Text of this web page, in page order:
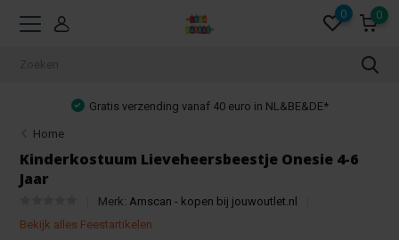
0 0
Gratis verzending vanaf 40 euro in NL&BE&DE*
Home
Kinderkostuum Lieveheersbeestje Onesie 4-6
Jaar
Merk: Amscan - kopen bij jouwoutlet.nl
Bekijk alles Feestartikelen